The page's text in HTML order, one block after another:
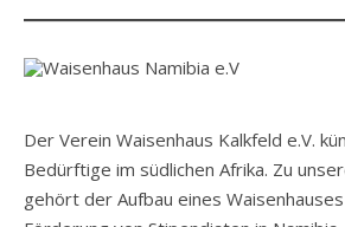
Der Verein Waisenhaus Kalkfeld e.V.
Bedürftige im südlichen Afrika. Zu
gehört der Aufbau eines